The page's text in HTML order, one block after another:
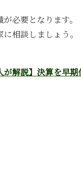
必要となります。
相談しましょう。
が解説】決算を早期